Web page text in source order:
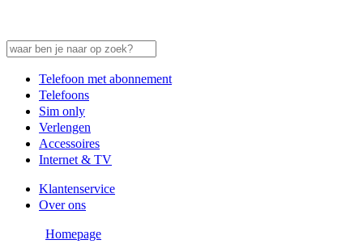
Telefoon met abonnement
Telefoons
Sim only
Verlengen
Accessoires
Internet & TV
Klantenservice
Over ons
Homepage